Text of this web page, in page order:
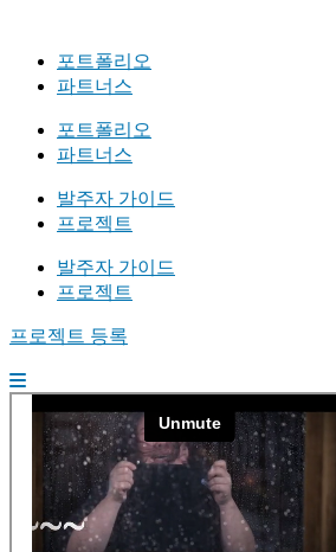
포트폴리오
파트너스
포트폴리오
파트너스
발주자 가이드
프로젝트
발주자 가이드
프로젝트
프로젝트 등록